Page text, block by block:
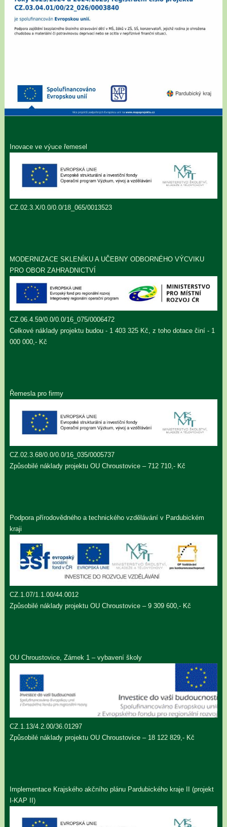
Inovace ve výuce řemesel
CZ.02.3.X/0.0/0.0/18_065/0013523
MODERNIZACE SKLENÍKU A UČEBNY ODBORNÉHO VÝCVIKU
PRO OBOR ZAHRADNICTVÍ
CZ.06.4.59/0.0/0.0/16_075/0006472
Celkové náklady projektu budou - 1 403 325 Kč, z toho dotace činí - 1
000 000,- Kč
Řemesla pro firmy
CZ.02.3.68/0.0/0.0/16_035/0005737
Způsobilé náklady projektu OU Chroustovice – 712 710,- Kč
Podpora přírodovědného a technického vzdělávání v Pardubickém
kraji
CZ.1.07/1.1.00/44.0012
Způsobilé náklady projektu OU Chroustovice – 9 309 600,- Kč
OU Chroustovice, Zámek 1 – vybavení školy
CZ.1.13/4.2.00/36.01297
Způsobilé náklady projektu OU Chroustovice – 18 122 829,- Kč
Implementace Krajského akčního plánu Pardubického kraje II (projekt
I-KAP II)